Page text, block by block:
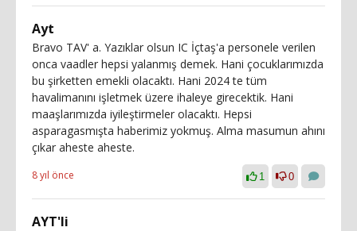
Ayt
Bravo TAV' a. Yazıklar olsun IC İçtaş'a personele verilen
onca vaadler hepsi yalanmış demek. Hani çocuklarımızda
bu şirketten emekli olacaktı. Hani 2024 te tüm
havalimanını işletmek üzere ihaleye girecektik. Hani
maaşlarımızda iyileştirmeler olacaktı. Hepsi
asparagasmışta haberimiz yokmuş. Alma masumun ahını
çıkar aheste aheste.
8 yıl önce 1 0
AYT'li